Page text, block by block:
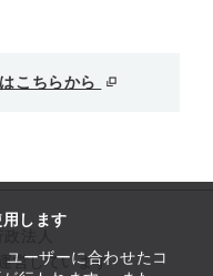
します
ーザーに合わせたコ
こちらから
営しています